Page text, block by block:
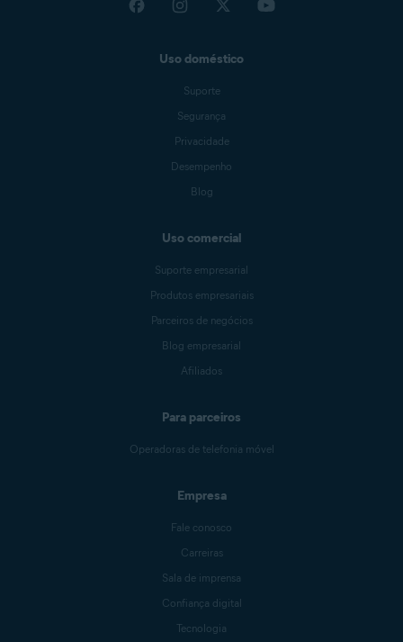
Uso doméstico
Suporte
Segurança
Privacidade
Desempenho
Blog
Uso comercial
Suporte empresarial
Produtos empresariais
Parceiros de negócios
Blog empresarial
Afiliados
Para parceiros
Operadoras de telefonia móvel
Empresa
Fale conosco
Carreiras
Sala de imprensa
Confiança digital
Tecnologia